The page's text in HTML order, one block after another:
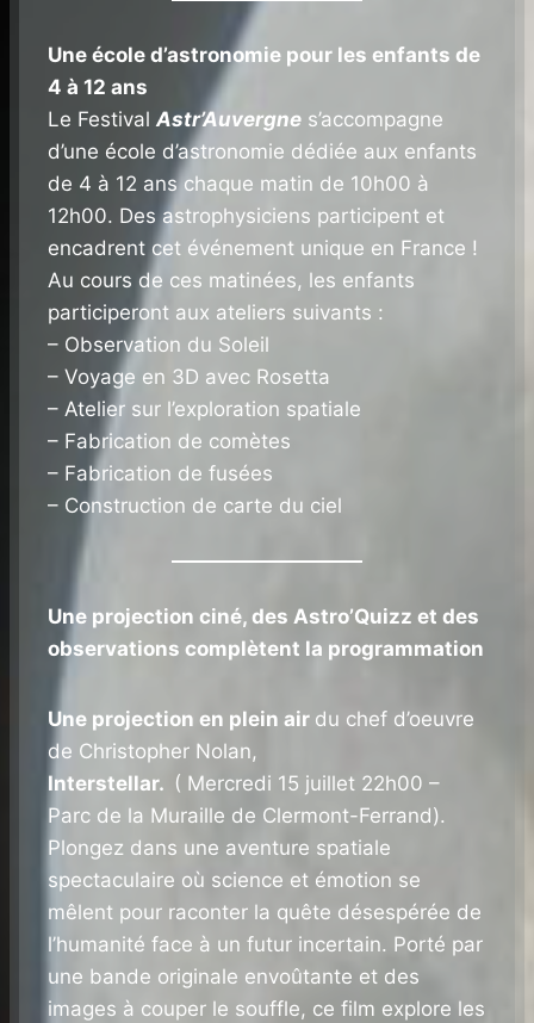
Une école d’astronomie pour les enfants de
4 à 12 ans
Le Festival Astr’Auvergne s’accompagne
d’une école d’astronomie dédiée aux enfants
de 4 à 12 ans chaque matin de 10h00 à
12h00. Des astrophysiciens participent et
encadrent cet événement unique en France !
Au cours de ces matinées, les enfants
participeront aux ateliers suivants :
– Observation du Soleil
– Voyage en 3D avec Rosetta
– Atelier sur l’exploration spatiale
– Fabrication de comètes
– Fabrication de fusées
– Construction de carte du ciel
Une projection ciné, des Astro’Quizz et des
observations complètent la programmation
Une projection en plein air du chef d’oeuvre
de Christopher Nolan,
Interstellar. ( Mercredi 15 juillet 22h00 –
Parc de la Muraille de Clermont-Ferrand).
Plongez dans une aventure spatiale
spectaculaire où science et émotion se
mêlent pour raconter la quête désespérée de
l’humanité face à un futur incertain. Porté par
une bande originale envoûtante et des
images à couper le souffle, ce film explore les